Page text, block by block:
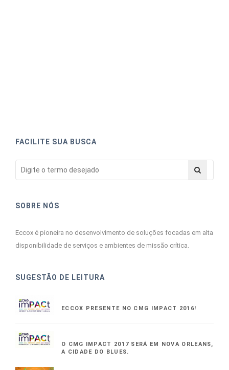
FACILITE SUA BUSCA
SOBRE NÓS
Eccox é pioneira no desenvolvimento de soluções focadas em alta
disponibilidade de serviços e ambientes de missão crítica.
SUGESTÃO DE LEITURA
ECCOX PRESENTE NO CMG IMPACT 2016!
O CMG IMPACT 2017 SERÁ EM NOVA ORLEANS,
A CIDADE DO BLUES.